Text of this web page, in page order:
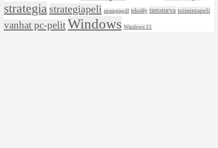
strategia strategiapeli strategispill tekoäly tietoturva toimintapeli
vanhat pc-pelitWindows Windows 11